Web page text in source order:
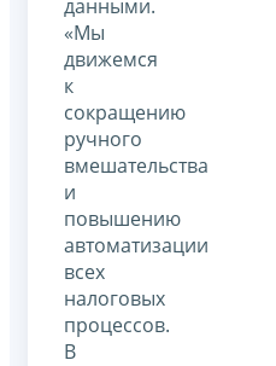
данными.
«Мы
движемся
к
сокращению
ручного
вмешательства
и
повышению
автоматизации
всех
налоговых
процессов.
В